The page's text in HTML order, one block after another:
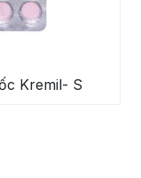
Kremil- S